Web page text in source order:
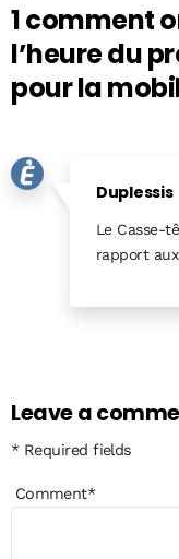
1 comment
l’heure du
pour la
Duplessis
Le Casse-
rapport
Leave a
* Required fields
Comment*